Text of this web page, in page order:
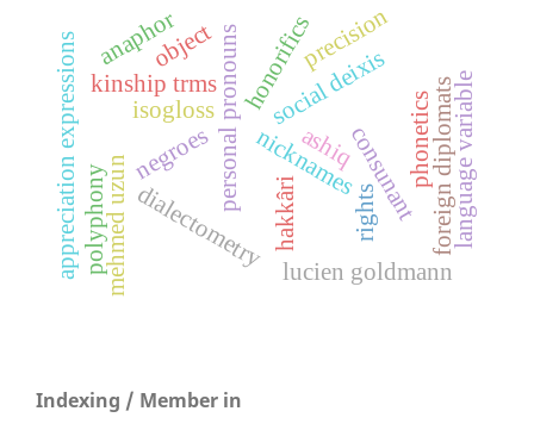
hakkâri
dialectometry
mehmed uzun
polyphony
personal pronouns
kinship trms
nicknames
honorifics
appreciation expressions social deixis
ashiq
lucien goldmann
consunantforeign diplomats
precision
isogloss
negroes
rights language variable
phonetics
object
anaphor
Indexing / Member in